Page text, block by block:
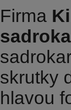
Firma
skrutky
hlavou